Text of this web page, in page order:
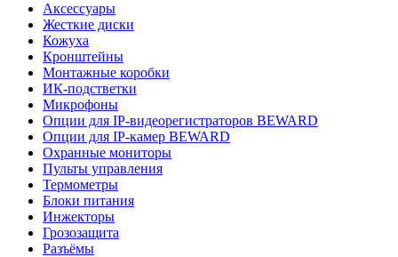
Аксессуары
Жесткие диски
Кожуха
Кронштейны
Монтажные коробки
ИК-подстветки
Микрофоны
Опции для IP-видеорегистраторов BEWARD
Опции для IP-камер BEWARD
Охранные мониторы
Пульты управления
Термометры
Блоки питания
Инжекторы
Грозозащита
Разъёмы